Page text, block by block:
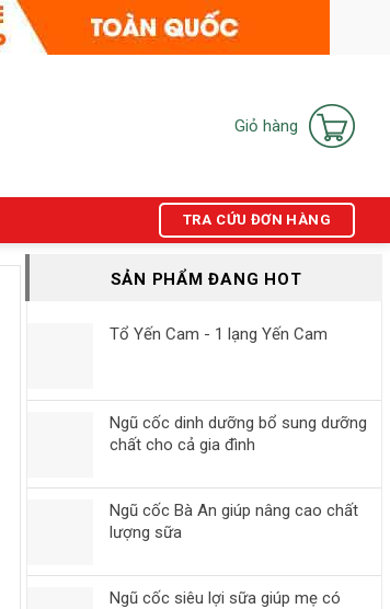
Giỏ hàng
TRA CỨU ĐƠN HÀNG
SẢN PHẨM ĐANG HOT
Tổ Yến Cam - 1 lạng Yến Cam
Ngũ cốc dinh dưỡng bổ sung dưỡng
chất cho cả gia đình
Ngũ cốc Bà An giúp nâng cao chất
lượng sữa
Ngũ cốc siêu lợi sữa giúp mẹ có